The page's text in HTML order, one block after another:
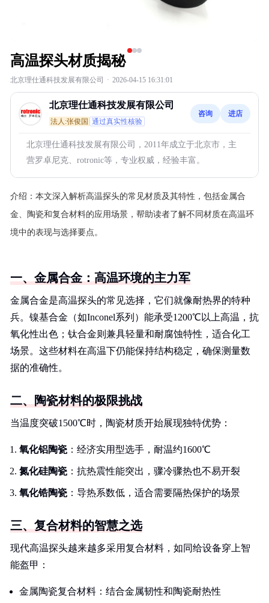
高温探头材质揭秘
北京理仕通科技发展有限公司 · 2026-04-15 16:31:01
北京理仕通科技发展有限公司
法人:张俊国 通过真实性核验
咨询 进店
北京理仕通科技发展有限公司，2011年成立于北京市，主
营罗卓尼克、rotronic等，专业权威，经验丰富。
介绍： 本文深入解析高温探头的常见材质及其特性，包括金属合
金、陶瓷和复合材料的应用场景，帮助读者了解不同材质在高温环
境中的表现与选择要点。
一、金属合金：高温环境的主力军
金属合金是高温探头的常见选择，它们就像耐热界的特种
兵。镍基合金（如Inconel系列）能承受1200℃以上高温，抗
氧化性出色；钛合金则兼具轻量和耐腐蚀特性，适合化工
场景。这些材料在高温下仍能保持结构稳定，确保测量数
据的准确性。
二、陶瓷材料的极限挑战
当温度突破1500℃时，陶瓷材质开始展现独特优势：
氧化铝陶瓷 ：经济实用型选手，耐温约1600℃
氮化硅陶瓷 ：抗热震性能突出，骤冷骤热也不易开裂
氧化锆陶瓷 ：导热系数低，适合需要隔热保护的场景
三、复合材料的智慧之选
现代高温探头越来越多采用复合材料，如同给设备穿上智
能盔甲：
金属陶瓷复合材料：结合金属韧性和陶瓷耐热性